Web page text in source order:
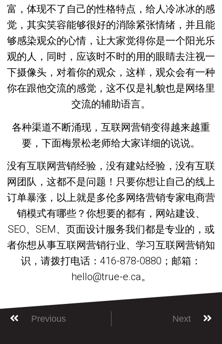
富，体现不了自己的性格特点，给人冷冰冰的感
觉，其实笑容能够很好的消除紧张情绪，并且能
够感染观众的心情，让大家觉得你是一个阳光乐
观的人，同时，应该时不时的用的眼睛去注视一
下摄像头，对着你的观众，这样，观众会有一种
你在跟他交流的感觉，这不仅是礼貌也是网络里
交流的辅助语言。
各种渠道不断涌现，互联网营销变得越来越重
要，下面梅景松老师给大家详细的说说。
没有互联网营销经验，没有建站经验，没有互联
网团队，这都不是问题！只要你想让自己的线上
订单暴涨，以上就是多伦多网络营销专家电商营
销模式有哪些？你想要的都有，网站建设、
SEO、SEM、页面设计服务我们都是专业的，或
者你想从事互联网营销行业、学习互联网营销知
识，请拨打电话：416-878-0880；邮箱：
hello@true-e.ca。
Previous Next